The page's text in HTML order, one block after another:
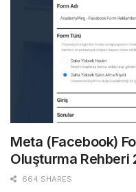
Meta (Facebook)
Oluşturma Rehberi
664 SHARES